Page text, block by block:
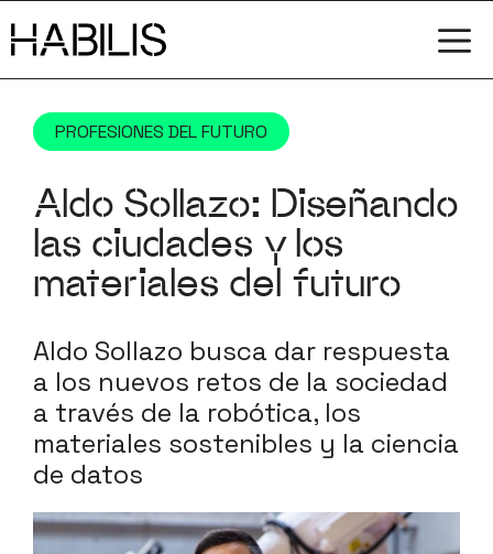
al
PROFESIONES DEL FUTURO
Aldo Sollazo: Diseñando
las ciudades y los
materiales del futuro
Aldo Sollazo busca dar respuesta
a los nuevos retos de la sociedad
a través de la robótica, los
materiales sostenibles y la ciencia
de datos